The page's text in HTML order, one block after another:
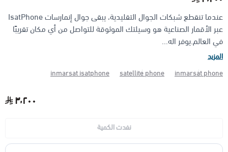
منتجات شركة فاس FAS
الأجهزة مضادة الانفجار (ATEX)
عندما تنقطع شبكات الجوال التقليدية، يبقى جوال إنمارسات IsatPhone
عبر الأقمار الصناعية هو وسيلتك الموثوقة للتواصل من أي مكان تقريبًا
في العالم.يوفر اله...
المزيد
inmarsat phone
satellite phone
inmarsat isatphone
٣٬٢٠٠
نفدت الكمية